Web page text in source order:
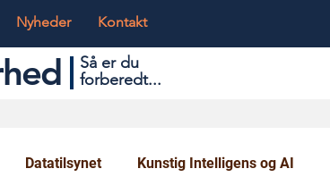
Nyheder Kontakt
Så er du
forberedt...
Datatilsynet Kunstig Intelligens og AI